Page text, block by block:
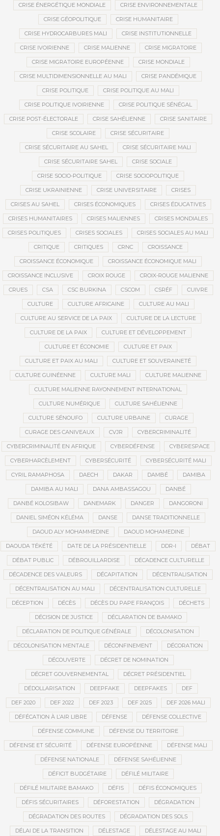
CRISE ÉNERGÉTIQUE MONDIALE CRISE ENVIRONNEMENTALE
CRISE GÉOPOLITIQUE CRISE HUMANITAIRE
CRISE HYDROCARBURES MALI CRISE INSTITUTIONNELLE
CRISE IVOIRIENNE CRISE MALIENNE CRISE MIGRATOIRE
CRISE MIGRATOIRE EUROPÉENNE CRISE MONDIALE
CRISE MULTIDIMENSIONNELLE AU MALI CRISE PANDÉMIQUE
CRISE POLITIQUE CRISE POLITIQUE AU MALI
CRISE POLITIQUE IVOIRIENNE CRISE POLITIQUE SÉNÉGAL
CRISE POST-ÉLECTORALE CRISE SAHÉLIENNE CRISE SANITAIRE
CRISE SCOLAIRE CRISE SÉCURITAIRE
CRISE SÉCURITAIRE AU SAHEL CRISE SÉCURITAIRE MALI
CRISE SÉCURITAIRE SAHEL CRISE SOCIALE
CRISE SOCIO-POLITIQUE CRISE SOCIOPOLITIQUE
CRISE UKRAINIENNE CRISE UNIVERSITAIRE CRISES
CRISES AU SAHEL CRISES ÉCONOMIQUES CRISES ÉDUCATIVES
CRISES HUMANITAIRES CRISES MALIENNES CRISES MONDIALES
CRISES POLITIQUES CRISES SOCIALES CRISES SOCIALES AU MALI
CRITIQUE CRITIQUES CRNC CROISSANCE
CROISSANCE ÉCONOMIQUE CROISSANCE ÉCONOMIQUE MALI
CROISSANCE INCLUSIVE CROIX ROUGE CROIX-ROUGE MALIENNE
CRUES CSA CSC BURKINA CSCOM CSRÉF CUIVRE
CULTURE CULTURE AFRICAINE CULTURE AU MALI
CULTURE AU SERVICE DE LA PAIX CULTURE DE LA LECTURE
CULTURE DE LA PAIX CULTURE ET DÉVELOPPEMENT
CULTURE ET ÉCONOMIE CULTURE ET PAIX
CULTURE ET PAIX AU MALI CULTURE ET SOUVERAINETÉ
CULTURE GUINÉENNE CULTURE MALI CULTURE MALIENNE
CULTURE MALIENNE RAYONNEMENT INTERNATIONAL
CULTURE NUMÉRIQUE CULTURE SAHÉLIENNE
CULTURE SÉNOUFO CULTURE URBAINE CURAGE
CURAGE DES CANIVEAUX CVJR CYBERCRIMINALITÉ
CYBERCRIMINALITÉ EN AFRIQUE CYBERDÉFENSE CYBERESPACE
CYBERHARCÈLEMENT CYBERSÉCURITÉ CYBERSÉCURITÉ MALI
CYRIL RAMAPHOSA DAECH DAKAR DAMBÉ DAMIBA
DAMIBA AU MALI DANA AMBASSAGOU DANBÉ
DANBÉ KOLOSIBAW DANEMARK DANGER DANGORONI
DANIEL SIMÉON KÉLÉMA DANSE DANSE TRADITIONNELLE
DAOUD ALY MOHAMMEDINE DAOUD MOHAMEDINE
DAOUDA TÉKÉTÉ DATE DE LA PRÉSIDENTIELLE DDR-I DÉBAT
DÉBAT PUBLIC DÉBROUILLARDISE DÉCADENCE CULTURELLE
DÉCADENCE DES VALEURS DÉCAPITATION DÉCENTRALISATION
DÉCENTRALISATION AU MALI DÉCENTRALISATION CULTURELLE
DÉCEPTION DÉCÈS DÉCÈS DU PAPE FRANÇOIS DÉCHETS
DÉCISION DE JUSTICE DÉCLARATION DE BAMAKO
DÉCLARATION DE POLITIQUE GÉNÉRALE DÉCOLONISATION
DÉCOLONISATION MENTALE DÉCONFINEMENT DÉCORATION
DÉCOUVERTE DÉCRET DE NOMINATION
DÉCRET GOUVERNEMENTAL DÉCRET PRÉSIDENTIEL
DÉDOLLARISATION DEEPFAKE DEEPFAKES DEF
DEF 2020 DEF 2022 DEF 2023 DEF 2025 DEF 2026 MALI
DÉFÉCATION À L’AIR LIBRE DÉFENSE DÉFENSE COLLECTIVE
DÉFENSE COMMUNE DÉFENSE DU TERRITOIRE
DÉFENSE ET SÉCURITÉ DÉFENSE EUROPÉENNE DÉFENSE MALI
DÉFENSE NATIONALE DÉFENSE SAHÉLIENNE
DÉFICIT BUDGÉTAIRE DÉFILÉ MILITAIRE
DÉFILÉ MILITAIRE BAMAKO DÉFIS DÉFIS ÉCONOMIQUES
DÉFIS SÉCURITAIRES DÉFORESTATION DÉGRADATION
DÉGRADATION DES ROUTES DÉGRADATION DES SOLS
DÉLAI DE LA TRANSITION DÉLESTAGE DÉLESTAGE AU MALI